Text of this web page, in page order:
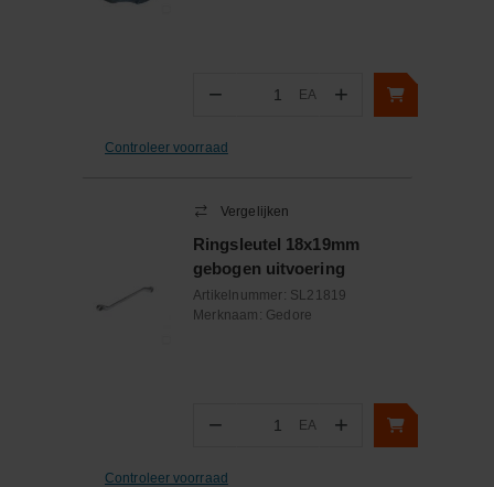
− Aantal
EA +
Controleer voorraad
Vergelijken
Ringsleutel 18x19mm
gebogen uitvoering
Artikelnummer: SL21819
Merknaam: Gedore
− Aantal
EA +
Controleer voorraad